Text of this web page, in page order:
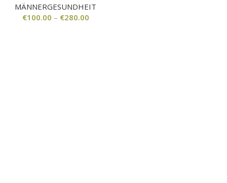
MÄNNERGESUNDHEIT
€100.00 – €280.00